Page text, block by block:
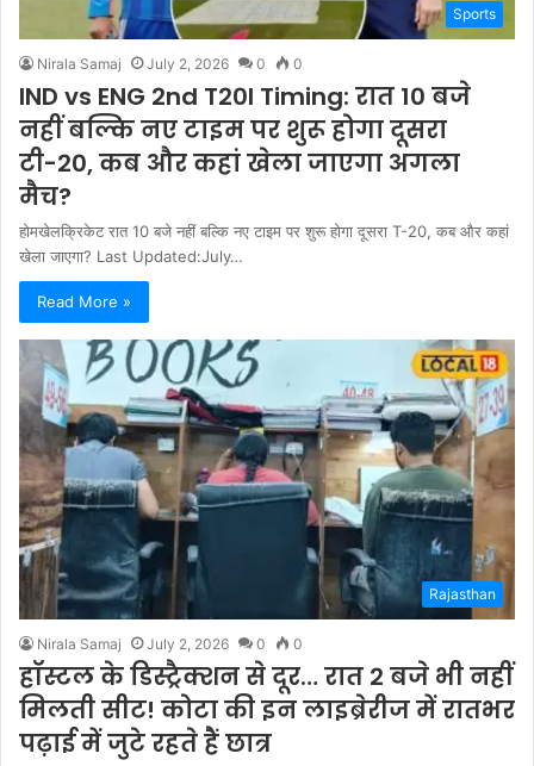
Sports
Nirala Samaj July 2, 2026 0 0
IND vs ENG 2nd T20I Timing: रात 10 बजे
नहीं बल्कि नए टाइम पर शुरू होगा दूसरा
टी-20, कब और कहां खेला जाएगा अगला
मैच?
होमखेलक्रिकेट रात 10 बजे नहीं बल्कि नए टाइम पर शुरू होगा दूसरा T-20, कब और कहां
खेला जाएगा? Last Updated:July…
Read More »
Rajasthan
Nirala Samaj July 2, 2026 0 0
हॉस्टल के डिस्ट्रैक्शन से दूर… रात 2 बजे भी नहीं
मिलती सीट! कोटा की इन लाइब्रेरीज में रातभर
पढ़ाई में जुटे रहते हैं छात्र